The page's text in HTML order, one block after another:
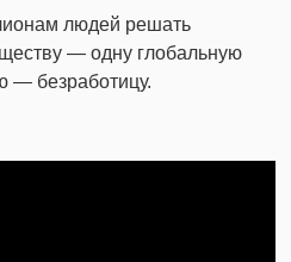
людей решать
— одну глобальную
— безработицу.